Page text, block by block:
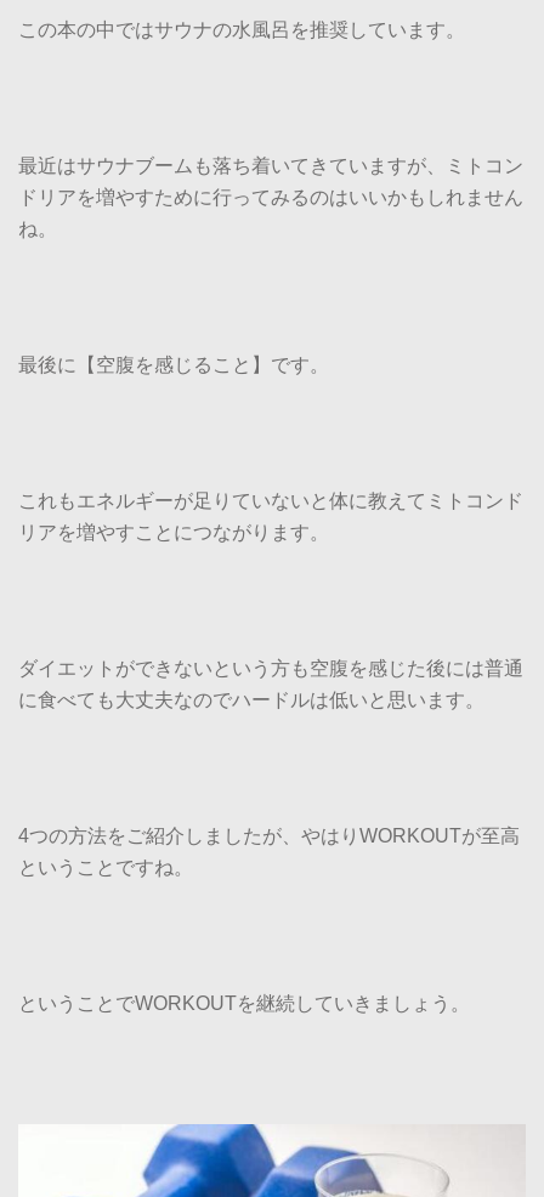
この本の中ではサウナの水風呂を推奨しています。
最近はサウナブームも落ち着いてきていますが、ミトコン
ドリアを増やすために行ってみるのはいいかもしれません
ね。
最後に【空腹を感じること】です。
これもエネルギーが足りていないと体に教えてミトコンド
リアを増やすことにつながります。
ダイエットができないという方も空腹を感じた後には普通
に食べても大丈夫なのでハードルは低いと思います。
4つの方法をご紹介しましたが、やはりWORKOUTが至高
ということですね。
ということでWORKOUTを継続していきましょう。